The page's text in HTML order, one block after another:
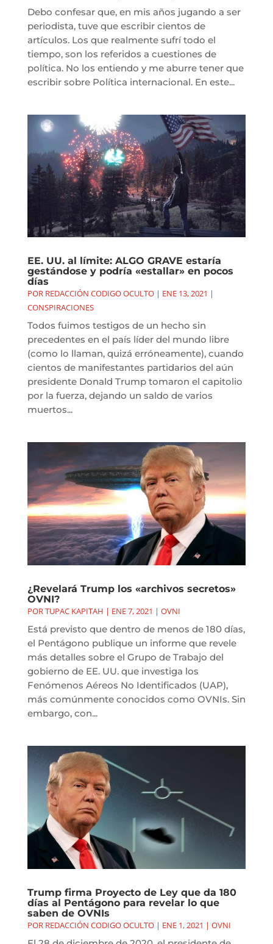
Debo confesar que, en mis años jugando a ser
periodista, tuve que escribir cientos de
artículos. Los que realmente sufrí todo el
tiempo, son los referidos a cuestiones de
política. No los entiendo y me aburre tener que
escribir sobre Política internacional. En este...
EE. UU. al límite: ALGO GRAVE estaría
gestándose y podría «estallar» en pocos
días
POR REDACCIÓN CODIGO OCULTO| ENE 13, 2021 |
CONSPIRACIONES
Todos fuimos testigos de un hecho sin
precedentes en el país líder del mundo libre
(como lo llaman, quizá erróneamente), cuando
cientos de manifestantes partidarios del aún
presidente Donald Trump tomaron el capitolio
por la fuerza, dejando un saldo de varios
muertos...
¿Revelará Trump los «archivos secretos»
OVNI?
PORTUPAC KAPITAH | ENE 7, 2021 | OVNI
Está previsto que dentro de menos de 180 días,
el Pentágono publique un informe que revele
más detalles sobre el Grupo de Trabajo del
gobierno de EE. UU. que investiga los
Fenómenos Aéreos No Identificados (UAP),
más comúnmente conocidos como OVNIs. Sin
embargo, con...
Trump firma Proyecto de Ley que da 180
días al Pentágono para revelar lo que
saben de OVNIs
POR REDACCIÓN CODIGO OCULTO| ENE 1, 2021 | OVNI